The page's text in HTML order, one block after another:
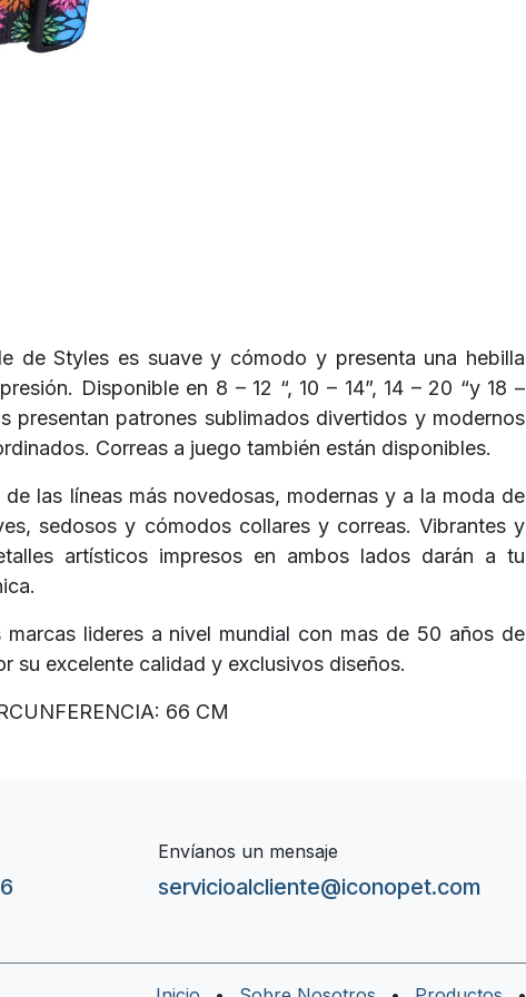
de Styles es suave y cómodo y presenta una hebilla
Disponible en 8 – 12 “, 10 – 14”, 14 – 20 “y 18 –
presentan patrones sublimados divertidos y modernos
Correas a juego también están disponibles.
las líneas más novedosas, modernas y a la moda de
sedosos y cómodos collares y correas. Vibrantes y
artísticos impresos en ambos lados darán a tu
lideres a nivel mundial con mas de 50 años de
su excelente calidad y exclusivos diseños.
66 CM
Envíanos un mensaje
servicioalcliente@iconopet.com